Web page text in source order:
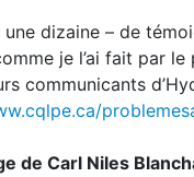
dizaine – de
je l’ai fait par
communicants
de Carl Niles